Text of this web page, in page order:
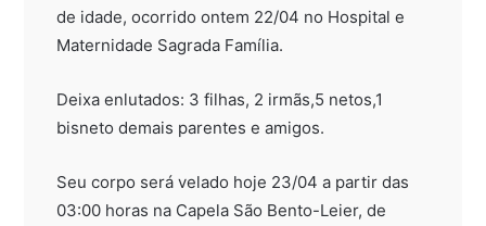
de idade, ocorrido ontem 22/04 no Hospital e
Maternidade Sagrada Família.
Deixa enlutados: 3 filhas, 2 irmãs,5 netos,1
bisneto demais parentes e amigos.
Seu corpo será velado hoje 23/04 a partir das
03:00 horas na Capela São Bento-Leier, de